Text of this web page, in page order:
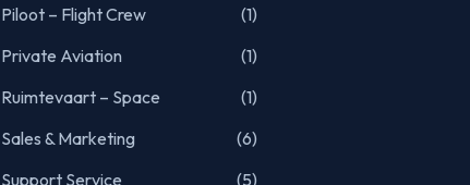
Piloot – Flight Crew
(1)
Private Aviation
(1)
Ruimtevaart – Space
(1)
Sales & Marketing
(6)
Support Service
(5)